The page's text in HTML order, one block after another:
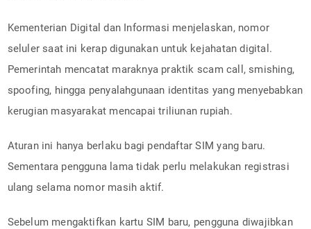
Kementerian Digital dan Informasi menjelaskan, nomor
seluler saat ini kerap digunakan untuk kejahatan digital.
Pemerintah mencatat maraknya praktik scam call, smishing,
spoofing, hingga penyalahgunaan identitas yang menyebabkan
kerugian masyarakat mencapai triliunan rupiah.
Aturan ini hanya berlaku bagi pendaftar SIM yang baru.
Sementara pengguna lama tidak perlu melakukan registrasi
ulang selama nomor masih aktif.
Sebelum mengaktifkan kartu SIM baru, pengguna diwajibkan